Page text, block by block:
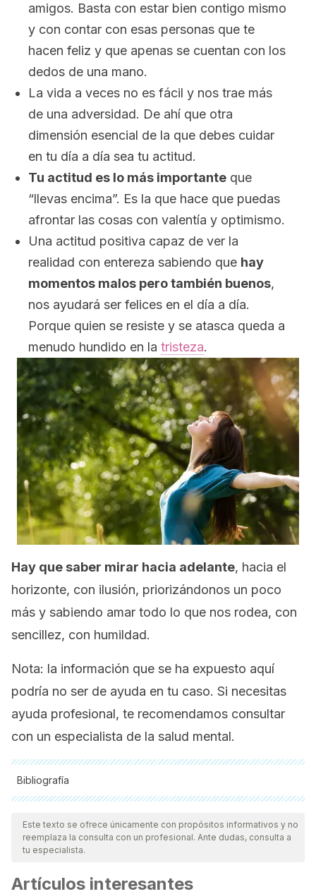
amigos. Basta con estar bien contigo mismo
y con contar con esas personas que te
hacen feliz y que apenas se cuentan con los
dedos de una mano.
La vida a veces no es fácil y nos trae más
de una adversidad. De ahí que otra
dimensión esencial de la que debes cuidar
en tu día a día sea tu actitud.
Tu actitud es lo más importante que
“llevas encima”. Es la que hace que puedas
afrontar las cosas con valentía y optimismo.
Una actitud positiva capaz de ver la
realidad con entereza sabiendo que hay
momentos malos pero también buenos,
nos ayudará ser felices en el día a día.
Porque quien se resiste y se atasca queda a
menudo hundido en la tristeza.
Hay que saber mirar hacia adelante, hacia el
horizonte, con ilusión, priorizándonos un poco
más y sabiendo amar todo lo que nos rodea, con
sencillez, con humildad.
Nota: la información que se ha expuesto aquí
podría no ser de ayuda en tu caso. Si necesitas
ayuda profesional, te recomendamos consultar
con un especialista de la salud mental.
Bibliografía
Todas las fuentes citadas fueron revisadas a profundidad por
nuestro equipo, para asegurar su calidad, confiabilidad,
vigencia y validez.La bibliografía de este artículo fue
científica.
Este texto se ofrece únicamente con propósitos informativos y no
reemplaza la consulta con un profesional. Ante dudas, consulta a
tu especialista.
Artículos interesantes